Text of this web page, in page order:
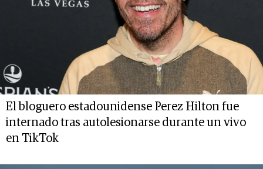
El bloguero estadounidense Perez Hilton fue
internado tras autolesionarse durante un vivo
en TikTok